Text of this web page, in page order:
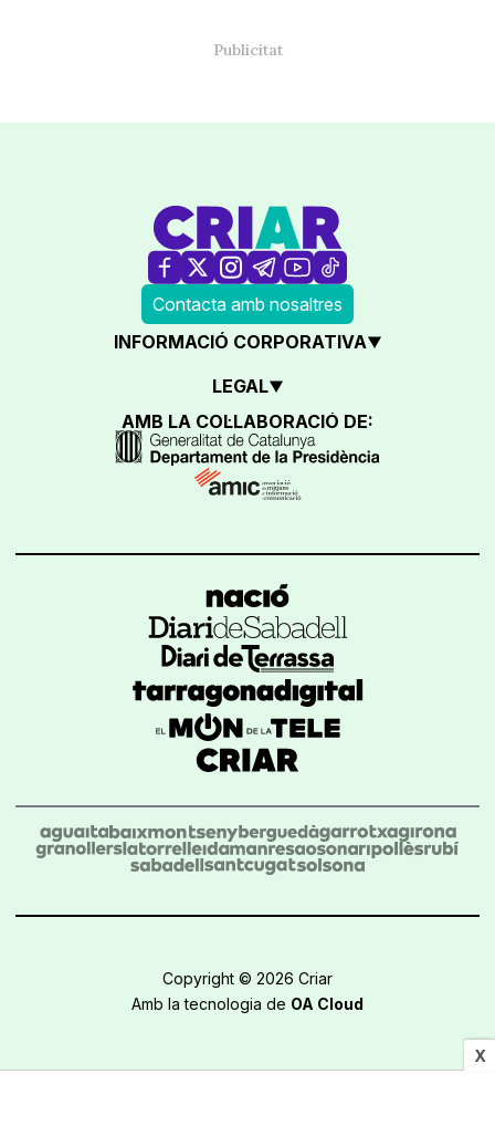
X
Contacta amb nosaltres
INFORMACIÓ CORPORATIVA
LEGAL
AMB LA COL·LABORACIÓ DE:
Copyright © 2026 Criar
Amb la tecnologia de OA Cloud